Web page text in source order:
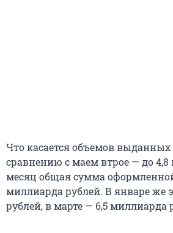
Что касается объемов
сравнению с маем втрое — до
месяц общая сумма
миллиарда рублей. В январе же
рублей, в марте — 6,5 миллиарда